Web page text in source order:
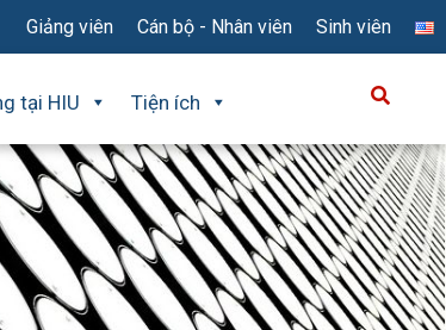
Giảng viên Cán bộ - Nhân viên Sinh viên
tại HIU Tiện ích